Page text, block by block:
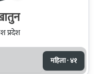
प्रदेश
महिला · ४१